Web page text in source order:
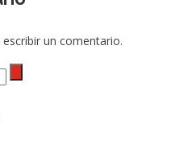
escribir un comentario.